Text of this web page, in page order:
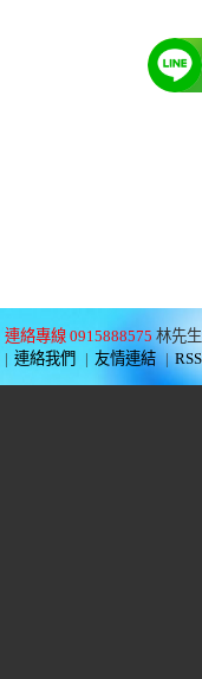
連絡專線 0915888575 林先生
| 連絡我們 | 友情連結 | RSS